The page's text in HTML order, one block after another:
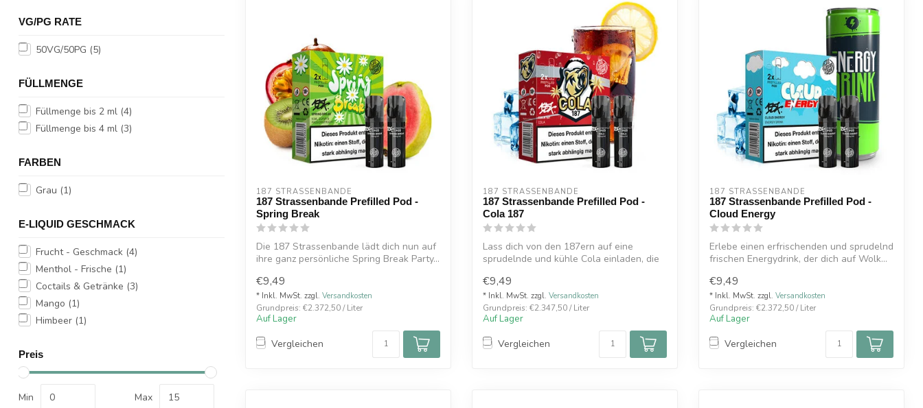
VG/PG RATE
50VG/50PG (5)
FÜLLMENGE
Füllmenge bis 2 ml (4)
Füllmenge bis 4 ml (3)
FARBEN
Grau (1)
E-LIQUID GESCHMACK
Frucht - Geschmack (4)
Menthol - Frische (1)
Coctails & Getränke (3)
Mango (1)
Himbeer (1)
Preis
Min Max
187 STRASSENBANDE
187 Strassenbande Prefilled Pod -
Spring Break
Die 187 Strassenbande lädt dich nun auf
ihre ganz persönliche Spring Break Party...
€9,49
* Inkl. MwSt. zzgl. Versandkosten
Grundpreis: €2.372,50 / Liter
Auf Lager
Vergleichen
187 STRASSENBANDE
187 Strassenbande Prefilled Pod -
Cola 187
Lass dich von den 187ern auf eine
sprudelnde und kühle Cola einladen, die
€9,49
* Inkl. MwSt. zzgl. Versandkosten
Grundpreis: €2.347,50 / Liter
Auf Lager
Vergleichen
187 STRASSENBANDE
187 Strassenbande Prefilled Pod -
Cloud Energy
Erlebe einen erfrischenden und sprudelnd
frischen Energydrink, der dich auf Wolk...
€9,49
* Inkl. MwSt. zzgl. Versandkosten
Grundpreis: €2.372,50 / Liter
Auf Lager
Vergleichen